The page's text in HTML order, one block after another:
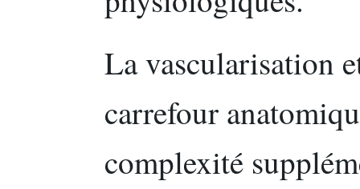
La vascularisation
carrefour
complexité